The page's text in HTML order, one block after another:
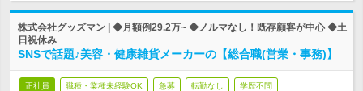
株式会社グッズマン | ◆月額例29.2万~ ◆ノルマなし！既存顧客が中心 ◆土
日祝休み
SNSで話題♪美容・健康雑貨メーカーの【総合職(営業・事務)】
正社員 職種・業種未経験OK 急募 転勤なし 学歴不問